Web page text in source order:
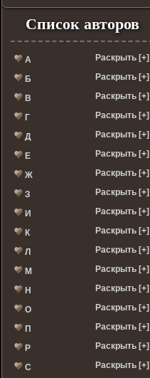
Список авторов
А Раскрыть [+]
Б Раскрыть [+]
В Раскрыть [+]
Г Раскрыть [+]
Д Раскрыть [+]
Е Раскрыть [+]
Ж Раскрыть [+]
З Раскрыть [+]
И Раскрыть [+]
К Раскрыть [+]
Л Раскрыть [+]
М Раскрыть [+]
Н Раскрыть [+]
О Раскрыть [+]
П Раскрыть [+]
Р Раскрыть [+]
С Раскрыть [+]